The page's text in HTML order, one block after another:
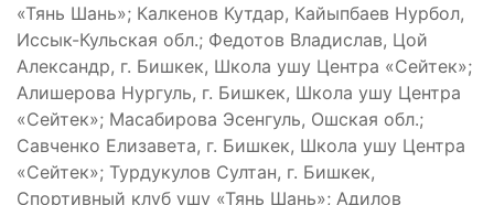
«Тянь Шань»; Калкенов Кутдар, Кайыпбаев Нурбол,
Иссык-Кульская обл.; Федотов Владислав, Цой
Александр, г. Бишкек, Школа ушу Центра «Сейтек»;
Алишерова Нургуль, г. Бишкек, Школа ушу Центра
«Сейтек»; Масабирова Эсенгуль, Ошская обл.;
Савченко Елизавета, г. Бишкек, Школа ушу Центра
«Сейтек»; Турдукулов Султан, г. Бишкек,
Спортивный клуб ушу «Тянь Шань»; Адилов